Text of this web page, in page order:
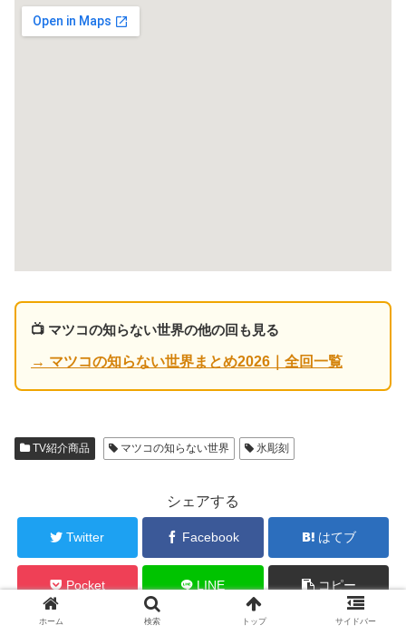
📺 マツコの知らない世界の他の回も見る
→ マツコの知らない世界まとめ2026｜全回一覧
TV紹介商品 マツコの知らない世界 氷彫刻
シェアする
Twitter Facebook はてブ
Pocket LINE コピー
ホーム 検索 トップ サイドバー